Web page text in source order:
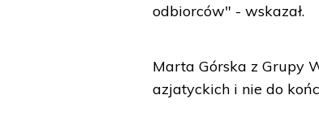
odbiorców" - wskazał.
Marta Górska z Grupy
azjatyckich i nie do